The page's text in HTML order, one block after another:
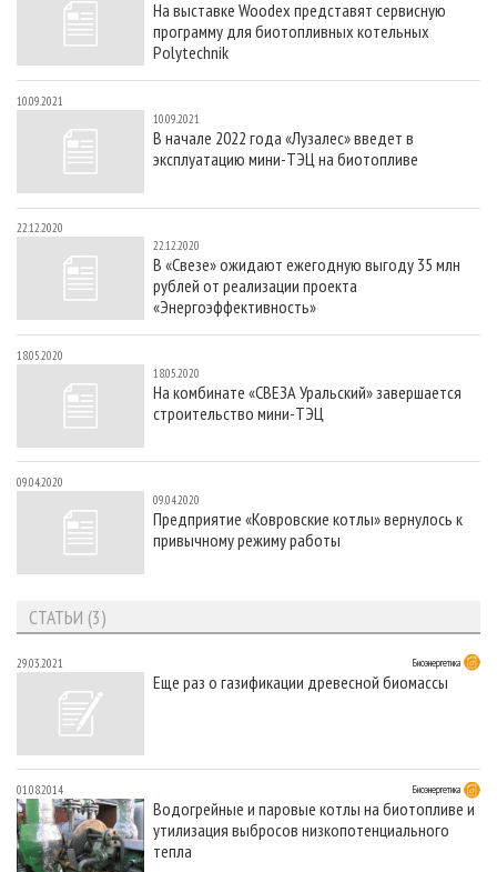
СУШКА ДРЕВЕСИНЫ
ПРОИЗВОДСТВО ДРЕВЕСНЫХ ПЛИТ
ДЕРЕВЯННОЕ ДОМОСТРОЕНИЕ
ПРОИЗВОДСТВО МЕБЕЛИ
БИОЭНЕРГЕТИКА
ЦБП
ИНСТРУМЕНТ И МАТЕРИАЛЫ
ПЕРСОНЫ
МОБИЛЬНЫЕ ВЫСТАВКИ
ПРИОРИТЕТНЫЕ ИНВЕСТПРОЕКТЫ
RUSSIAN FORESTRY REVIEW
ГАЗЕТА ЛЕСПРОМФОРУМ
БИБЛИОТЕКА СПЕЦИАЛИСТА
КОНТАКТЫ
РЕКЛАМА
РЕКЛАМА НА САЙТЕ
На выставке Woodex представят сервисную
программу для биотопливных котельных
Polytechnik
10.09.2021
10.09.2021
В начале 2022 года «Лузалес» введет в
эксплуатацию мини-ТЭЦ на биотопливе
22.12.2020
22.12.2020
В «Свезе» ожидают ежегодную выгоду 35 млн
рублей от реализации проекта
«Энергоэффективность»
18.05.2020
18.05.2020
На комбинате «СВЕЗА Уральский» завершается
строительство мини-ТЭЦ
09.04.2020
09.04.2020
Предприятие «Ковровские котлы» вернулось к
привычному режиму работы
СТАТЬИ (3)
29.03.2021 Биоэнергетика
Еще раз о газификации древесной биомассы
01.08.2014 Биоэнергетика
Водогрейные и паровые котлы на биотопливе и
утилизация выбросов низкопотенциального
тепла